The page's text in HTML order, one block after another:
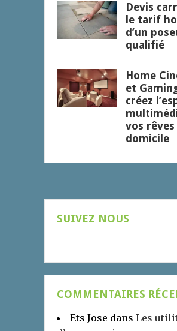
Devis
le tarif
d’un
qualifié
Home
et
créez
vos rêves
domicile
SUIVEZ NOUS
COMMENTAIRES
Ets Jose dans Les